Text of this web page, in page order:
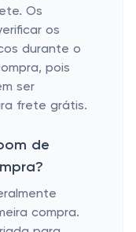
Os
os
durante o
pois
ser
frete grátis.
de
compra.